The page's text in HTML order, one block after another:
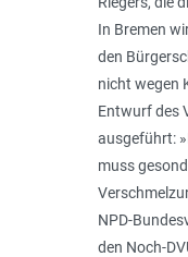
In Bremen
den
nicht wegen
Entwurf des
ausgeführt:
muss
NPD-
den Noch-